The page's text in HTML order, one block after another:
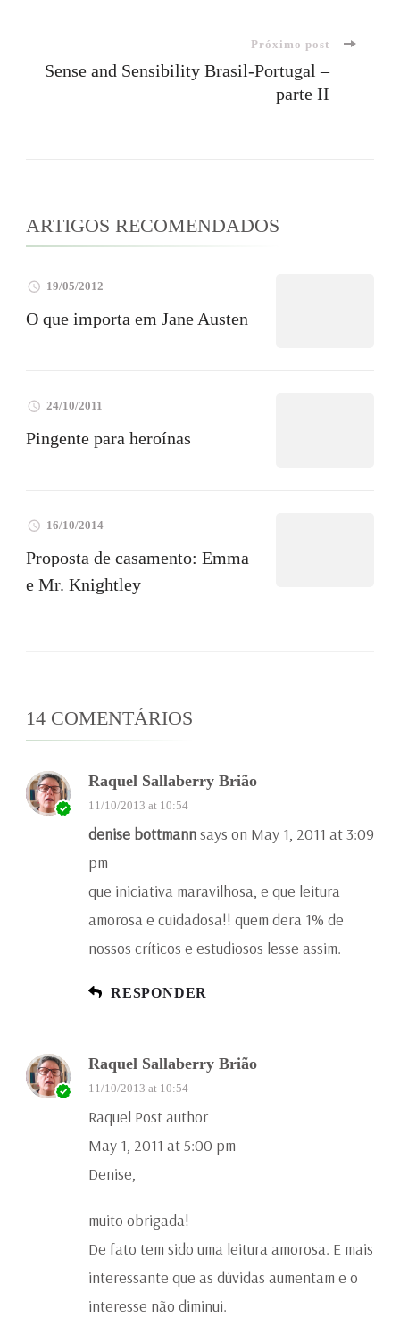
Próximo post
Sense and Sensibility Brasil-Portugal –
parte II
ARTIGOS RECOMENDADOS
19/05/2012
O que importa em Jane Austen
24/10/2011
Pingente para heroínas
16/10/2014
Proposta de casamento: Emma
e Mr. Knightley
14 COMENTÁRIOS
Raquel Sallaberry Brião
11/10/2013 at 10:54
denise bottmannsays on May 1, 2011 at 3:09
pm
que iniciativa maravilhosa, e que leitura
amorosa e cuidadosa!! quem dera 1% de
nossos críticos e estudiosos lesse assim.
RESPONDER
Raquel Sallaberry Brião
11/10/2013 at 10:54
Raquel Post author
May 1, 2011 at 5:00 pm
Denise,
muito obrigada!
De fato tem sido uma leitura amorosa. E mais
interessante que as dúvidas aumentam e o
interesse não diminui.